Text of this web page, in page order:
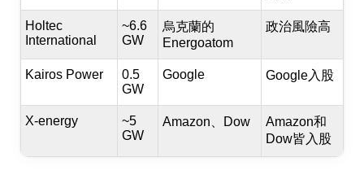
Holtec
International
~6.6
GW
烏克蘭的
Energoatom
政治風險高
Kairos Power
0.5
GW
Google Google入股
X-energy
~5
GW
Amazon、Dow
Amazon和
Dow皆入股